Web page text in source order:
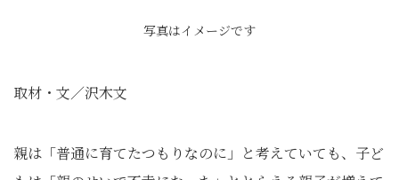
写真はイメージです
取材・文／沢木文
親は「普通に育てたつもりなのに」と考えていても、子ど